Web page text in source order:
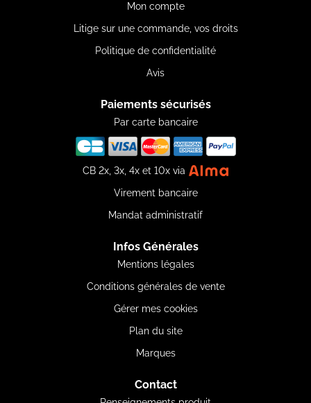
Mon compte
Litige sur une commande, vos droits
Politique de confidentialité
Avis
Paiements sécurisés
Par carte bancaire
CB 2x, 3x, 4x et 10x via
Virement bancaire
Mandat administratif
Infos Générales
Mentions légales
Conditions générales de vente
Gérer mes cookies
Plan du site
Marques
Contact